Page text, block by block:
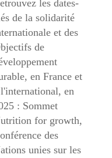
les dates-
de la solidarité
et des
de
en France et
en
: Sommet
for growth,
des
unies sur les